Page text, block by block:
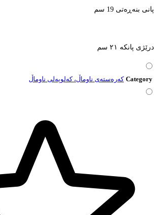
پانی بنەڕەتی 19 سم
درێژی پانکە ٢١ سم
Category کەرەستەی ناوماڵ، کەلوپەلی ناوماڵ